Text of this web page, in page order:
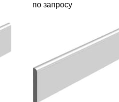
по запросу